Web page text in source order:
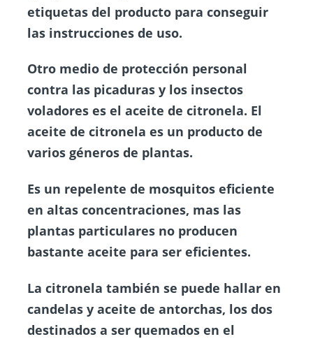
etiquetas del producto para conseguir
las instrucciones de uso.
Otro medio de protección personal
contra las picaduras y los insectos
voladores es el aceite de citronela. El
aceite de citronela es un producto de
varios géneros de plantas.
Es un repelente de mosquitos eficiente
en altas concentraciones, mas las
plantas particulares no producen
bastante aceite para ser eficientes.
La citronela también se puede hallar en
candelas y aceite de antorchas, los dos
destinados a ser quemados en el